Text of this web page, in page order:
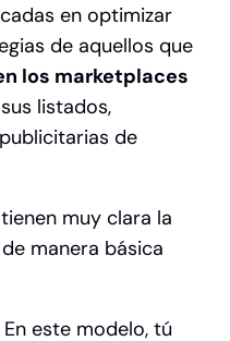
en optimizar
de aquellos que
los marketplaces
listados,
de
muy clara la
manera básica
En este modelo, tú